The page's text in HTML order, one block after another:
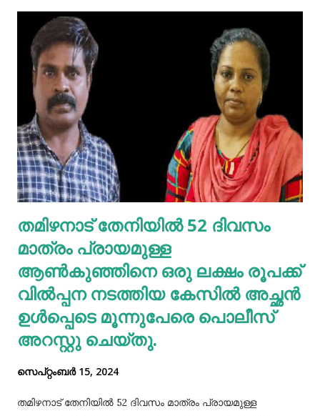
ചീകുന്നത് ശരിയായ രീതിയിലല്ലെങ്കില്‍ മുടി ജട പിടിക്കാനും
പൊട്ടിപ്പോകാനുമുള്ള സാധ്യതയും കൂടും. മുടി ശരിയായി
ചീകുന്നതിനും ചില വഴികളുണ്ട്. ആമസോണിൽ 80% വരെ
ഓഫറിൽ വ്യത്യസ്ത വിഭാഗത്തിലുള്ള ഉത്പന്നങ്ങൾ
വാങ്ങാവുന്നതിനായി ഇവിടെ ക്ലിക്ക് ചെയ്യുക ദിവസവും
മുടി കഴുകണമെന്നില്ല. ഇത് മുടിയിലെ സ്വാഭാവിക
എണ്ണമയം നഷ്ടപ്പെടുത്തും. ദിവസവും കഴുകുകയെങ്കില്‍
ഇതനുസരിച്ച് എണ്ണ തേയ്ക്കുകയും വേണം. എന്നാല്‍
മുടിയിലെ അഴുക്കു നീക്കി വൃത്തിയാക്കി വയ്‌ക്കേണ്ടതും
അത്യാവശ്യം. അല്ലെങ്കില്‍ ഇത് മുടിവളര്‍ച്ചയെ
തടസപ്പെടുത്തും. നല്ല ഭക്ഷണം, വെള്ളം കുടിയ്ക്കുക, നല്ല
ഉറക്കം എന്നിവ മു...
തമിഴനാട് തേനിയില്‍ 52 ദിവസം
മാത്രം പ്രായമുള്ള
ആണ്‍കുഞ്ഞിനെ ഒരു ലക്ഷം രൂപക്ക്
വില്‍പ്പന നടത്തിയ കേസില്‍ അച്ഛൻ
ഉള്‍പ്പെടെ മൂന്നുപേരെ പൊലീസ്
അറസ്റ്റു ചെയ്തു.
സെപ്റ്റംബർ 15, 2024
തമിഴനാട് തേനിയില്‍ 52 ദിവസം മാത്രം പ്രായമുള്ള